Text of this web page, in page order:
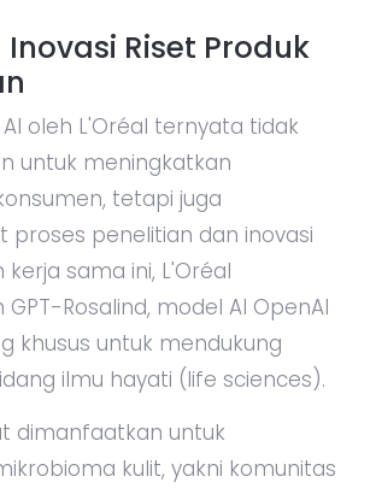
Riset Produk
oleh L'Oréal ternyata tidak
untuk meningkatkan
tetapi juga
penelitian dan inovasi
sama ini, L'Oréal
Rosalind, model AI OpenAI
khusus untuk mendukung
ilmu hayati (life sciences).
dimanfaatkan untuk
kulit, yakni komunitas